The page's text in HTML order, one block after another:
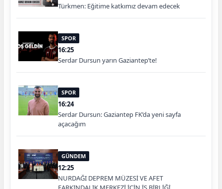
Türkmen: Eğitime katkımız devam edecek
SPOR
16:25
Serdar Dursun yarın Gaziantep’te!
SPOR
16:24
Serdar Dursun: Gaziantep FK’da yeni sayfa
açacağım
GÜNDEM
12:25
NURDAĞI DEPREM MÜZESİ VE AFET